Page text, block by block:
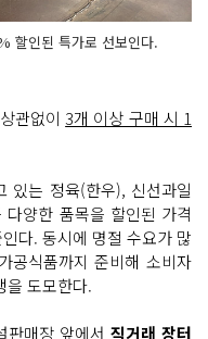
할인된 특가로 선보인다.
관없이3개 이상 구매 시 1
있는 정육(한우), 신선과일
다양한 품목을 할인된 가격
다. 동시에 명절 수요가 많
공식품까지 준비해 소비자
을 도모한다.
판매장 앞에서 직거래 장터